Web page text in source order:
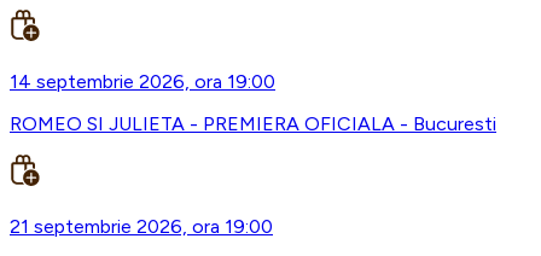
14 septembrie 2026, ora 19:00
ROMEO SI JULIETA - PREMIERA OFICIALA - Bucuresti
21 septembrie 2026, ora 19:00